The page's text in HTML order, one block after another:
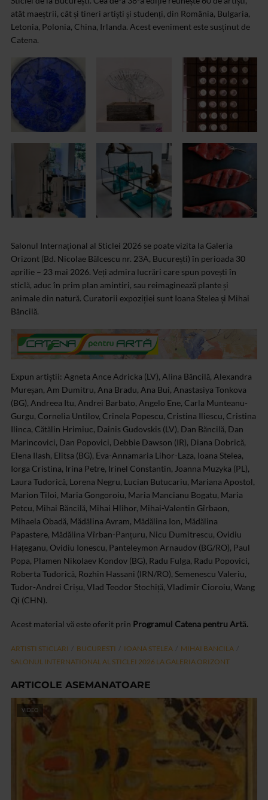
atât maeștrii, cât și tineri artiști și studenți, din România, Bulgaria,
Letonia, Polonia, China, Irlanda. Acest eveniment este susținut de
Catena.
Salonul Internațional al Sticlei 2026 se poate vizita la Galeria
Orizont (Bd. Nicolae Bălcescu nr. 23A, București) în perioada 30
aprilie – 23 mai 2026. Veți admira lucrări care spun povești în
sticlă, aduc în prim plan amintiri, sau reimaginează plante și
animale din natură. Curatorii expoziției sunt Ioana Stelea și Mihai
Băncilă.
Expun artiștii: Agneta Ance Adricka (LV), Alina Băncilă, Alexandra
Mureșan, Am Dumitru, Ana Bradu, Ana Bui, Anastasiya Tonkova
(BG), Andreea Itu, Andrei Barbato, Angelo Ene, Carla Munteanu-
Gurgu, Cornelia Untilov, Crinela Popescu, Cristina Iliescu, Cristina
Ilinca, Cătălin Hrimiuc, Dainis Gudovskis (LV), Dan Băncilă, Dan
Marincovici, Dan Popovici, Debbie Dawson (IR), Diana Dobrică,
Elena Ilash, Elitsa (BG), Eva-Annamaria Lihor-Laza, Ioana Stelea,
Iorga Cristina, Irina Petre, Irinel Constantin, Joanna Muzyka (PL),
Laura Tudorică, Lorena Negru, Lucian Butucariu, Mariana Apostol,
Marion Tiloi, Maria Gongoroiu, Maria Mancianu Bogatu, Maria
Petcu, Mihai Băncilă, Mihai Hlihor, Mihai-Valentin Gîrbaon,
Mihaela Obadă, Mădălina Avram, Mădălina Ion, Mădălina
Papastere, Mădălina Vîrban-Panțuru, Nicu Dumitrescu, Ovidiu
Hațeganu, Ovidiu Ionescu, Panteleymon Arnaudov (BG/RO), Paul
Popa, Plamen Nikolaev Kondov (BG), Radu Fulga, Radu Popovici,
Roberta Tudorică, Rozhin Hassani (IRN/RO), Semenescu Valeriu,
Tudor-Andrei Crișu, Vlad Teodor Stochiță, Vladimir Cioroiu, Wang
Qi (CHN).
Acest material vă este oferit prin Programul Catena pentru Artă.
ARTISTI STICLARI BUCURESTI IOANA STELEA
MIHAI BANCILA
SALONUL INTERNATIONAL AL STICLEI 2026 LA GALERIA ORIZONT
ARTICOLE ASEMANATOARE
VIDEO